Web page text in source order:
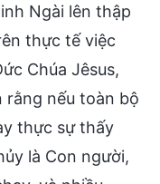
Ngài lên thập
thực tế việc
Chúa Jêsus,
rằng nếu toàn bộ
thực sự thấy
là Con người,